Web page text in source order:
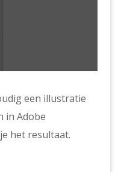
een illustratie
in Adobe
het resultaat.